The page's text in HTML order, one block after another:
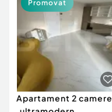
Apartament 2 camere
Promovat